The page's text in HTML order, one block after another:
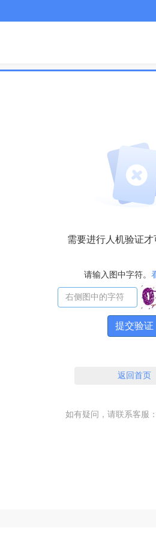
需要进行人机验证
请输入图中字符。
提交验证
返回首页
如有疑问，请联系客服